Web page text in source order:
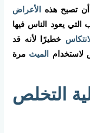
تصبح هذه الأعراض
يعود الناس فيها
خطيرًا لأنه قد
لاستخدام الميث مرة
التخلص